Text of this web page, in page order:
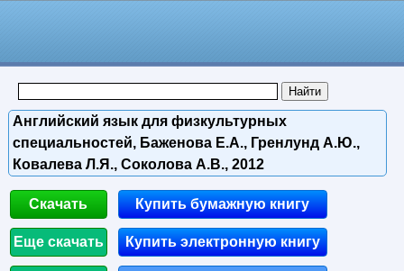
Английский язык для физкультурных
специальностей, Баженова Е.А., Гренлунд А.Ю.,
Ковалева Л.Я., Соколова А.В., 2012
Скачать
Еще скачать
Купить бумажную книгу
Купить электронную книгу